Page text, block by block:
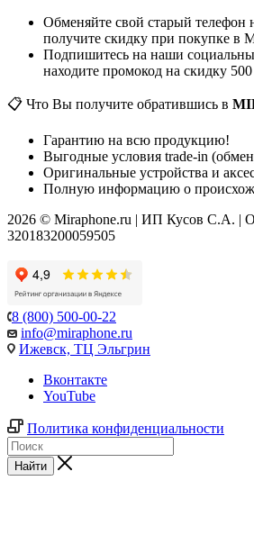
Обменяйте свой старый телефон
получите скидку при покупке в
Подпишитесь на наши
находите промокод на скидку
📋 Что Вы получите обратившись в
Гарантию на всю продукцию!
Выгодные условия trade-in
Оригинальные устройства и
Полную информацию о
2026 © Miraphone.ru | ИП Кусов С.А.
320183200059505
8 (800) 500-00-22
info@miraphone.ru
Ижевск, ТЦ Эльгрин
Вконтакте
YouTube
Политика конфиденциальности
Найти